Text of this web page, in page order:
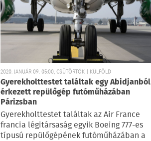
2020. JANUÁR 09. 05:00, CSÜTÖRTÖK | KÜLFÖLD
Gyerekholttestet találtak egy Abidjanból
érkezett repülőgép futóműházában
Párizsban
Gyerekholttestet találtak az Air France
francia légitársaság egyik Boeing 777-es
típusú repülőgépének futóműházában a